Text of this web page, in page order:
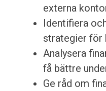
externa
Identifiera
strategier för
Analysera
få bättre
Ge råd om